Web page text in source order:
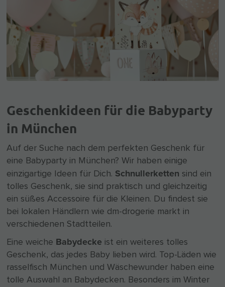
Geschenkideen für die Babyparty
in München
Auf der Suche nach dem perfekten Geschenk für
eine Babyparty in München? Wir haben einige
einzigartige Ideen für Dich. Schnullerketten sind ein
tolles Geschenk, sie sind praktisch und gleichzeitig
ein süßes Accessoire für die Kleinen. Du findest sie
bei lokalen Händlern wie dm-drogerie markt in
verschiedenen Stadtteilen.
Eine weiche Babydecke ist ein weiteres tolles
Geschenk, das jedes Baby lieben wird. Top-Läden wie
rasselfisch München und Wäschewunder haben eine
tolle Auswahl an Babydecken. Besonders im Winter